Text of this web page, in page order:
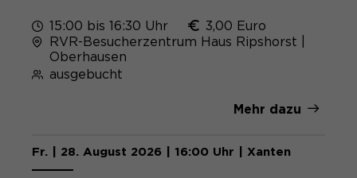
15:00 bis 16:30 Uhr
3,00 Euro
RVR-Besucherzentrum Haus Ripshorst |
Oberhausen
ausgebucht
Mehr dazu
Fr. | 28. August 2026 | 16:00 Uhr | Xanten